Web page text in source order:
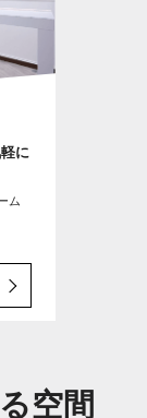
に
ム
空間